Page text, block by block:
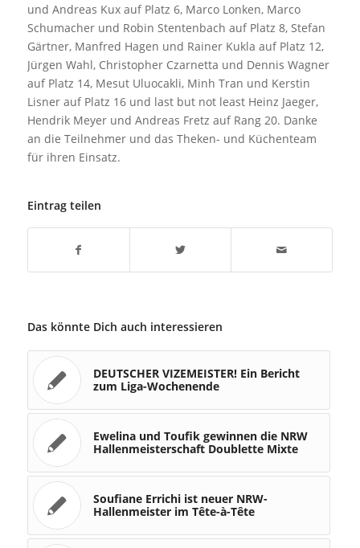
und Andreas Kux auf Platz 6, Marco Lonken, Marco
Schumacher und Robin Stentenbach auf Platz 8, Stefan
Gärtner, Manfred Hagen und Rainer Kukla auf Platz 12,
Jürgen Wahl, Christopher Czarnetta und Dennis Wagner
auf Platz 14, Mesut Uluocakli, Minh Tran und Kerstin
Lisner auf Platz 16 und last but not least Heinz Jaeger,
Hendrik Meyer und Andreas Fretz auf Rang 20. Danke
an die Teilnehmer und das Theken- und Küchenteam
für ihren Einsatz.
Eintrag teilen
Das könnte Dich auch interessieren
DEUTSCHER VIZEMEISTER! Ein Bericht
zum Liga-Wochenende
Ewelina und Toufik gewinnen die NRW
Hallenmeisterschaft Doublette Mixte
Soufiane Errichi ist neuer NRW-
Hallenmeister im Tête-à-Tête